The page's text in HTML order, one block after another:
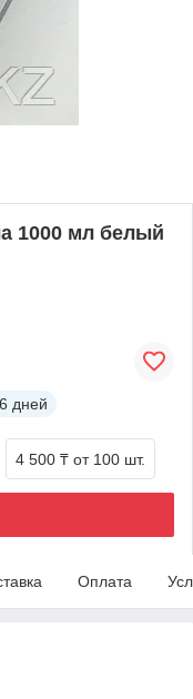
1000 мл белый
дней
4 500 ₸ от 100 шт.
Оплата